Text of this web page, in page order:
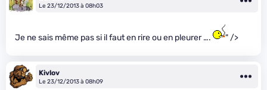
Le 23/12/2013 à 08h03
Je ne sais même pas si il faut en rire ou en pleurer …. " />
Kivlov
Le 23/12/2013 à 08h09